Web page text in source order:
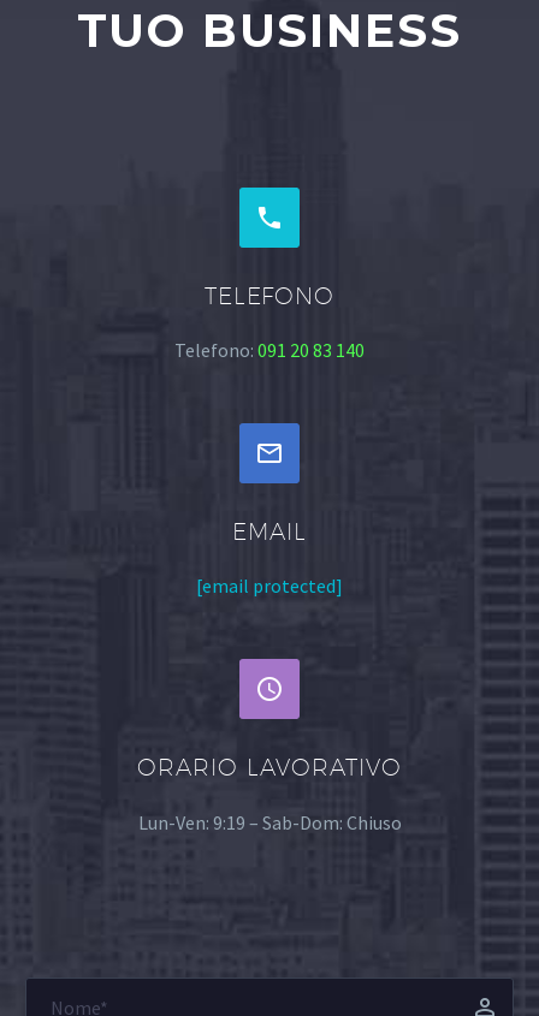
TUO BUSINESS


TELEFONO
Telefono: 091 20 83 140


EMAIL
[email protected]


ORARIO LAVORATIVO
Lun-Ven: 9:19 – Sab-Dom: Chiuso